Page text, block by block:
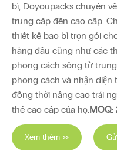
bì, Doyoupacks chuyên
trung cấp đến cao cấp.
thiết kế bao bì trọn gói
hàng đầu cũng như các
phong cách sống từ
phong cách và nhận
đồng thời nâng cao trải
thế cao cấp của họ.MOQ:
Xem thêm >>